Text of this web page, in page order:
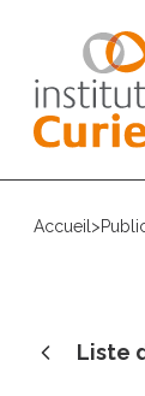
Accueil >
Liste